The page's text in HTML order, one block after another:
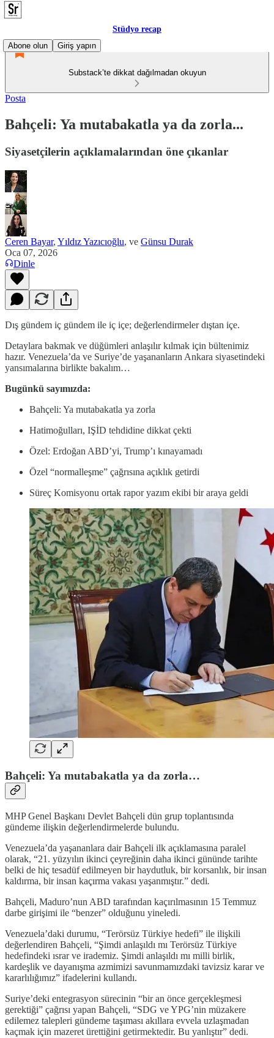
Stüdyo recap
Abone olun
Giriş yapın
Substack’te dikkat dağılmadan okuyun
Posta
Bahçeli: Ya mutabakatla ya da zorla...
Siyasetçilerin açıklamalarından öne çıkanlar
Ceren Bayar, Yıldız Yazıcıoğlu, ve Günsu Durak
Oca 07, 2026
Dinle
Dış gündem iç gündem ile iç içe; değerlendirmeler dıştan içe.
Detaylara bakmak ve düğümleri anlaşılır kılmak için bültenimiz
hazır. Venezuela’da ve Suriye’de yaşananların Ankara siyasetindeki
yansımalarına birlikte bakalım…
Bugünkü sayımızda:
Bahçeli: Ya mutabakatla ya zorla
Hatimoğulları, IŞİD tehdidine dikkat çekti
Özel: Erdoğan ABD’yi, Trump’ı kınayamadı
Özel “normalleşme” çağrısına açıklık getirdi
Süreç Komisyonu ortak rapor yazım ekibi bir araya geldi
Bahçeli: Ya mutabakatla ya da zorla…
MHP Genel Başkanı Devlet Bahçeli dün grup toplantısında
gündeme ilişkin değerlendirmelerde bulundu.
Venezuela’da yaşananlara dair Bahçeli ilk açıklamasına paralel
olarak, “21. yüzyılın ikinci çeyreğinin daha ikinci gününde tarihte
belki de hiç tesadüf edilmeyen bir haydutluk, bir korsanlık, bir insan
kaldırma, bir insan kaçırma vakası yaşanmıştır.” dedi.
Bahçeli, Maduro’nun ABD tarafından kaçırılmasının 15 Temmuz
darbe girişimi ile “benzer” olduğunu yineledi.
Venezuela’daki durumu, “Terörsüz Türkiye hedefi” ile ilişkili
değerlendiren Bahçeli, “Şimdi anlaşıldı mı Terörsüz Türkiye
hedefindeki ısrar ve irademiz. Şimdi anlaşıldı mı milli birlik,
kardeşlik ve dayanışma azmimizi savunmamızdaki tavizsiz karar ve
kararlılığımız” ifadelerini kullandı.
Suriye’deki entegrasyon sürecinin “bir an önce gerçekleşmesi
gerektiği” çağrısı yapan Bahçeli, “SDG ve YPG’nin müzakere
edilemez talepleri gündeme taşıması akıllara evvela uzlaşmadan
kaçmak için mazeret ürettiğini getirmektedir. Bu yanlıştır” dedi.